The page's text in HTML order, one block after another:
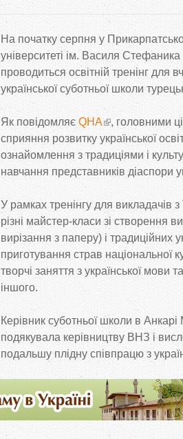
На початку серпня у
університеті ім. Василя Стефаника
проводиться освітній тренінг для
української суботньої школи
Як повідомляє QHA
, головними
сприяння розвитку української
ознайомлення з традиціями і
навчання представників діаспори
У рамках тренінгу для викладачів з
різні майстер-класи зі створення
вирізання з паперу) і традиційних
приготування страв національної
творчі заняття з української мови
іншого.
Керівник суботньої школи в
подякувала керівництву ВНЗ і
подальшу плідну співпрацю з